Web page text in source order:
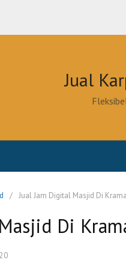
Jual
Jual Jam Digital Masjid Di
Di